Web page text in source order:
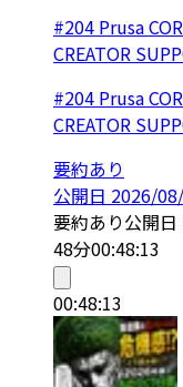
#204 Prusa
CREATOR
#204 Prusa
CREATOR
要約あり
公開日 2026/
要約あり公開日
48分00:48:13
00:48:13